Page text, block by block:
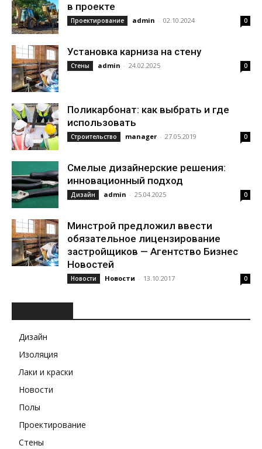
в проекте
Проектирование admin - 02.10.2024 0
Установка карниза на стену
Стены admin - 24.02.2025 0
Поликарбонат: как выбрать и где
использовать
Строительство manager - 27.05.2019 0
Смелые дизайнерские решения:
инновационный подход
Дизайн admin - 25.04.2025 0
Минстрой предложил ввести
обязательное лицензирование
застройщиков — Агентство Бизнес
Новостей
Новости Новости - 13.10.2017 0
Дизайн
Изоляция
Лаки и краски
Новости
Полы
Проектирование
Стены